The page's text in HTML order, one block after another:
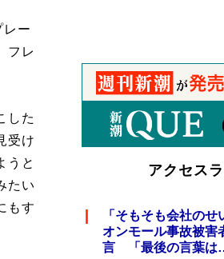
レー
フレ
した
受け
うと
たい
もす
アクセス
「そもそも会社の
オンモール事故被害
言 「最後の言葉は